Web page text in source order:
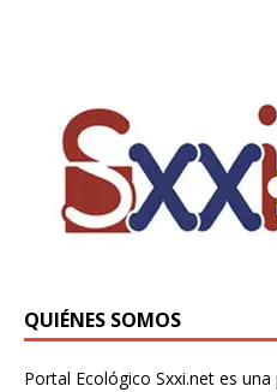
QUIÉNES SOMOS
Portal Ecológico Sxxi.net es